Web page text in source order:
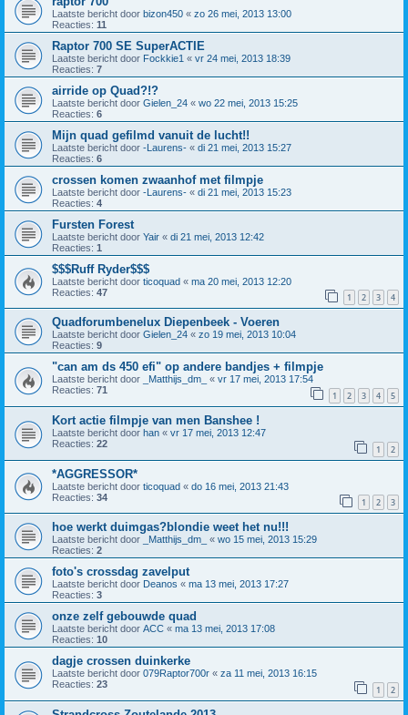
Laatste bericht door bizon450 « zo 26 mei, 2013 13:00
Reacties: 11
Raptor 700 SE SuperACTIE
Laatste bericht door Fockkie1 « vr 24 mei, 2013 18:39
Reacties: 7
airride op Quad?!?
Laatste bericht door Gielen_24 « wo 22 mei, 2013 15:25
Reacties: 6
Mijn quad gefilmd vanuit de lucht!!
Laatste bericht door -Laurens- « di 21 mei, 2013 15:27
Reacties: 6
crossen komen zwaanhof met filmpje
Laatste bericht door -Laurens- « di 21 mei, 2013 15:23
Reacties: 4
Fursten Forest
Laatste bericht door Yair « di 21 mei, 2013 12:42
Reacties: 1
$$$Ruff Ryder$$$
Laatste bericht door ticoquad « ma 20 mei, 2013 12:20
Reacties: 47 1 2 3 4
Quadforumbenelux Diepenbeek - Voeren
Laatste bericht door Gielen_24 « zo 19 mei, 2013 10:04
Reacties: 9
"can am ds 450 efi" op andere bandjes + filmpje
Laatste bericht door _Matthijs_dm_ « vr 17 mei, 2013 17:54
Reacties: 71 1 2 3 4 5
Kort actie filmpje van men Banshee !
Laatste bericht door han « vr 17 mei, 2013 12:47
Reacties: 22 1 2
*AGGRESSOR*
Laatste bericht door ticoquad « do 16 mei, 2013 21:43
Reacties: 34 1 2 3
hoe werkt duimgas?blondie weet het nu!!!
Laatste bericht door _Matthijs_dm_ « wo 15 mei, 2013 15:29
Reacties: 2
foto's crossdag zavelput
Laatste bericht door Deanos « ma 13 mei, 2013 17:27
Reacties: 3
onze zelf gebouwde quad
Laatste bericht door ACC « ma 13 mei, 2013 17:08
Reacties: 10
dagje crossen duinkerke
Laatste bericht door 079Raptor700r « za 11 mei, 2013 16:15
Reacties: 23 1 2